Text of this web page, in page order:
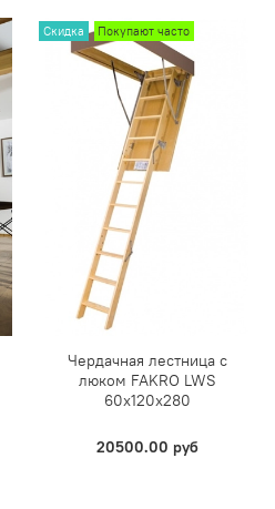
Скидка Покупают часто
Чердачная лестница с
люком FAKRO LWS
60х120х280
20500.00 руб